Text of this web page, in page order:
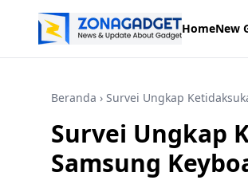
HomeNew
Beranda › Survei Ungkap
Survei Ungkap
Samsung